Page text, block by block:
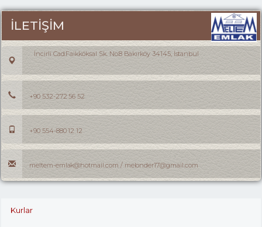
İLETİŞİM
İncirli Cad.Faikköksal Sk. No:8 Bakırköy 34145, İstanbul
+90 532-272 56 52
+90 554-880 12 12
meltem-emlak@hotmail.com / melonder17@gmail.com
Kurlar